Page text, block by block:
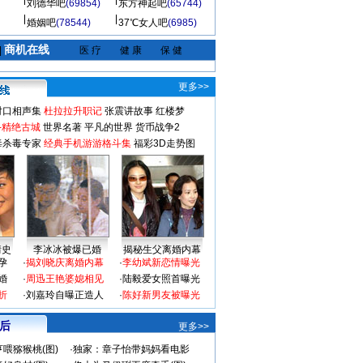
刘德华吧(69854) 东方神起吧(65744)
婚姻吧(78544) 37℃女人吧(6985)
商机在线 医 疗 健 康 保 健
更多>>
口相声集 杜拉拉升职记 张震讲故事 红楼梦
绝古城 世界名著 平凡的世界 货币战争2
毒专家 经典手机游游格斗集 福彩3D走势图
李冰冰被爆已婚
揭秘生父离婚内幕
·揭刘晓庆离婚内幕
·周迅王艳婆媳相见
·刘嘉玲自曝正造人
·李幼斌新恋情曝光
·陆毅爱女照首曝光
·陈好新男友被曝光
更多>>
喂猕猴桃(图)
·独家：章子怡带妈妈看电影